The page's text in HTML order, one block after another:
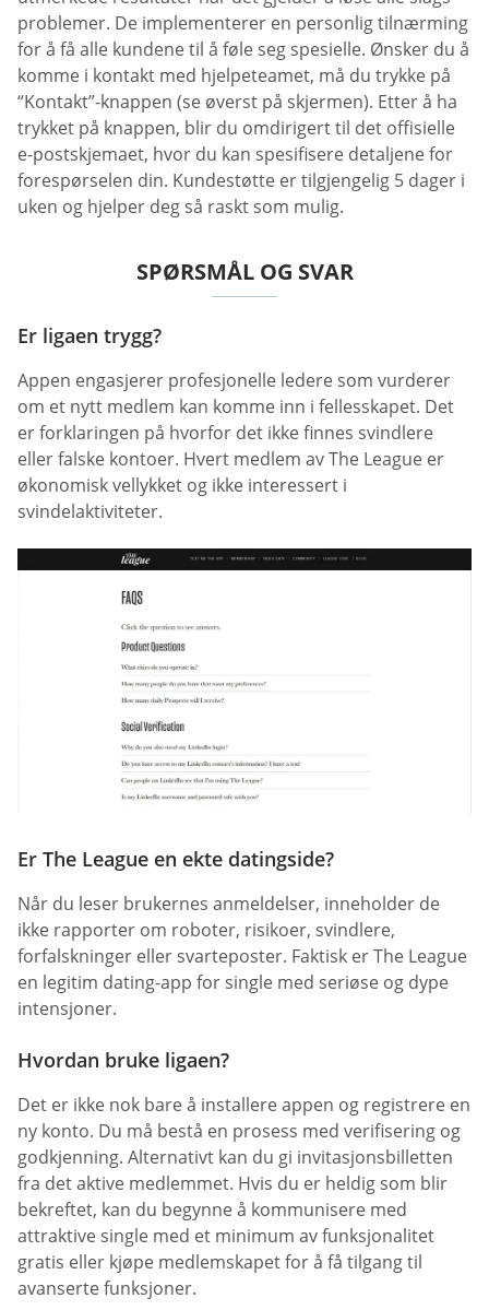
problemer. De implementerer en personlig tilnærming
for å få alle kundene til å føle seg spesielle. Ønsker du å
komme i kontakt med hjelpeteamet, må du trykke på
“Kontakt”-knappen (se øverst på skjermen). Etter å ha
trykket på knappen, blir du omdirigert til det offisielle
e-postskjemaet, hvor du kan spesifisere detaljene for
forespørselen din. Kundestøtte er tilgjengelig 5 dager i
uken og hjelper deg så raskt som mulig.
SPØRSMÅL OG SVAR
Er ligaen trygg?
Appen engasjerer profesjonelle ledere som vurderer
om et nytt medlem kan komme inn i fellesskapet. Det
er forklaringen på hvorfor det ikke finnes svindlere
eller falske kontoer. Hvert medlem av The League er
økonomisk vellykket og ikke interessert i
svindelaktiviteter.
Er The League en ekte datingside?
Når du leser brukernes anmeldelser, inneholder de
ikke rapporter om roboter, risikoer, svindlere,
forfalskninger eller svarteposter. Faktisk er The League
en legitim dating-app for single med seriøse og dype
intensjoner.
Hvordan bruke ligaen?
Det er ikke nok bare å installere appen og registrere en
ny konto. Du må bestå en prosess med verifisering og
godkjenning. Alternativt kan du gi invitasjonsbilletten
fra det aktive medlemmet. Hvis du er heldig som blir
bekreftet, kan du begynne å kommunisere med
attraktive single med et minimum av funksjonalitet
gratis eller kjøpe medlemskapet for å få tilgang til
avanserte funksjoner.